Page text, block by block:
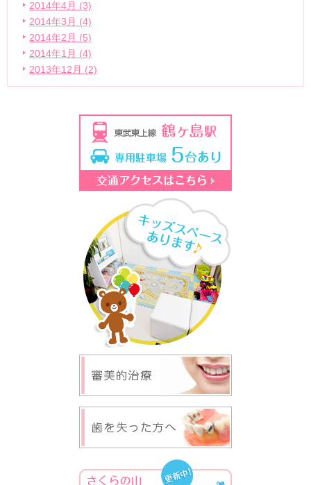
2014年4月 (3)
2014年3月 (4)
2014年2月 (5)
2014年1月 (4)
2013年12月 (2)